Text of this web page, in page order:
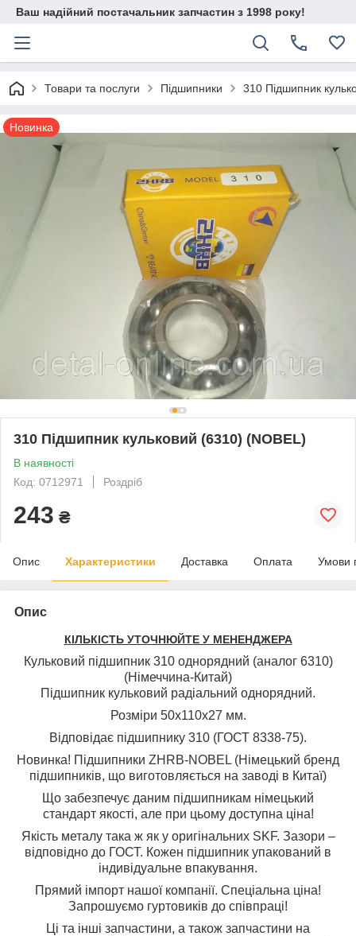
Ваш надійний постачальник запчастин з 1998 року!
Товари та послуги Підшипники 310 Підшипник
Новинка
310 Підшипник кульковий (6310) (NOBEL)
В наявності
Код: 0712971
Роздріб
243 ₴
Опис Характеристики Доставка Оплата Умови
Опис
КІЛЬКІСТЬ УТОЧНЮЙТЕ У МЕНЕНДЖЕРА
Кульковий підшипник 310 однорядний (аналог 6310)
(Німеччина-Китай)
Підшипник кульковий радіальний однорядний.
Розміри 50x110x27 мм.
Відповідає підшипнику 310 (ГОСТ 8338-75).
Новинка! Підшипники ZHRB-NOBEL (Німецький бренд
підшипників, що виготовляється на заводі в Китаї)
Що забезпечує даним підшипникам німецький
стандарт якості, але при цьому доступна ціна!
Якість металу така ж як у оригінальних SKF. Зазори –
відповідно до ГОСТ. Кожен підшипник упакований в
індивідуальне впакування.
Прямий імпорт нашої компанії. Спеціальна ціна!
Запрошуємо гуртовиків до співпраці!
Ці та інші запчастини, а також запчастини на